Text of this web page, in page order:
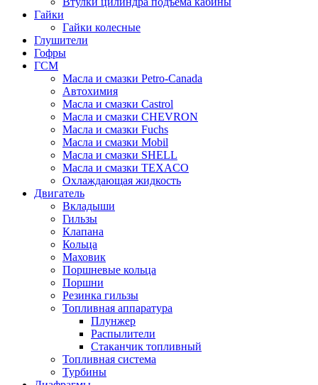
Гайки
Гайки колесные
Глушители
Гофры
ГСМ
Масла и смазки Petro-Canada
Автохимия
Масла и смазки Castrol
Масла и смазки CHEVRON
Масла и смазки Fuchs
Масла и смазки Mobil
Масла и смазки SHELL
Масла и смазки TEXACO
Охлаждающая жидкость
Двигатель
Вкладыши
Гильзы
Клапана
Кольца
Маховик
Поршневые кольца
Поршни
Резинка гильзы
Топливная аппаратура
Плунжер
Распылители
Стаканчик топливный
Топливная система
Турбины